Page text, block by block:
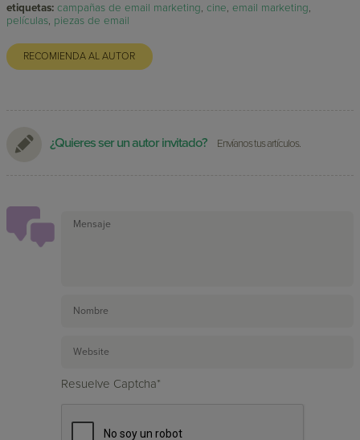
etiquetas: campañas de email marketing,cine,email marketing,
películas, piezas de email
RECOMIENDA AL AUTOR
¿Quieres ser un autor invitado? Envíanos tus artículos.
Resuelve Captcha*